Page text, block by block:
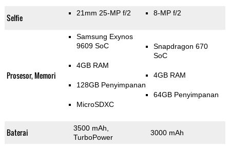
Selfie 21mm 25-MP f/2 8-MP f/2
Prosesor, Memori
Samsung Exynos
9609 SoC
4GB RAM
128GB Penyimpanan
MicroSDXC
Snapdragon 670
SoC
4GB RAM
64GB Penyimpanan
Baterai
3500 mAh,
TurboPower
3000 mAh